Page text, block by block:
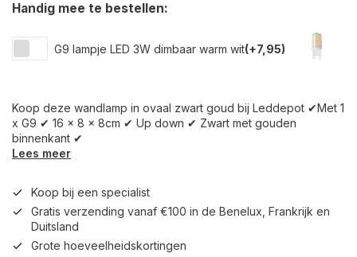
Handig mee te bestellen:
G9 lampje LED 3W dimbaar warm wit(+7,95)
Koop deze wandlamp in ovaal zwart goud bij Leddepot ✔Met 1
x G9 ✔ 16 x 8 x 8cm ✔ Up down ✔ Zwart met gouden
binnenkant ✔
Lees meer
Koop bij een specialist
Gratis verzending vanaf €100 in de Benelux, Frankrijk en
Duitsland
Grote hoeveelheidskortingen